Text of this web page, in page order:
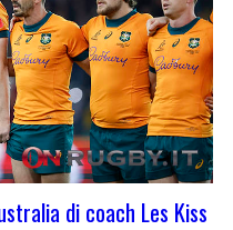
di coach Les Kiss